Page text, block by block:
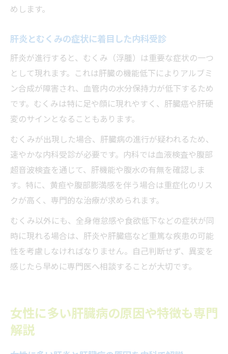
めします。
肝炎とむくみの症状に着目した内科受診
肝炎が進行すると、むくみ（浮腫）は重要な症状の一つ
として現れます。これは肝臓の機能低下によりアルブミ
ン合成が障害され、血管内の水分保持力が低下するため
です。むくみは特に足や顔に現れやすく、肝臓癌や肝硬
変のサインとなることもあります。
むくみが出現した場合、肝臓病の進行が疑われるため、
速やかな内科受診が必要です。内科では血液検査や腹部
超音波検査を通じて、肝機能や腹水の有無を確認しま
す。特に、黄疸や腹部膨満感を伴う場合は重症化のリス
クが高く、専門的な治療が求められます。
むくみ以外にも、全身倦怠感や食欲低下などの症状が同
時に現れる場合は、肝炎や肝臓癌など重篤な疾患の可能
性を考慮しなければなりません。自己判断せず、異変を
感じたら早めに専門医へ相談することが大切です。
女性に多い肝臓病の原因や特徴も専門
解説